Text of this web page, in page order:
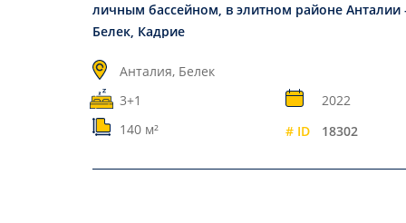
личным бассейном, в элитном районе Анталии
Белек, Кадрие
Анталия, Белек
3+1
2022
140 м²
# ID 18302